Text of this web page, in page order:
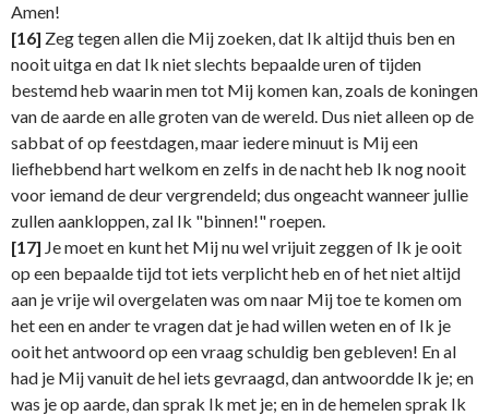
Amen!
[16] Zeg tegen allen die Mij zoeken, dat Ik altijd thuis ben en
nooit uitga en dat Ik niet slechts bepaalde uren of tijden
bestemd heb waarin men tot Mij komen kan, zoals de koningen
van de aarde en alle groten van de wereld. Dus niet alleen op de
sabbat of op feestdagen, maar iedere minuut is Mij een
liefhebbend hart welkom en zelfs in de nacht heb Ik nog nooit
voor iemand de deur vergrendeld; dus ongeacht wanneer jullie
zullen aankloppen, zal Ik "binnen!" roepen.
[17] Je moet en kunt het Mij nu wel vrijuit zeggen of Ik je ooit
op een bepaalde tijd tot iets verplicht heb en of het niet altijd
aan je vrije wil overgelaten was om naar Mij toe te komen om
het een en ander te vragen dat je had willen weten en of Ik je
ooit het antwoord op een vraag schuldig ben gebleven! En al
had je Mij vanuit de hel iets gevraagd, dan antwoordde Ik je; en
was je op aarde, dan sprak Ik met je; en in de hemelen sprak Ik